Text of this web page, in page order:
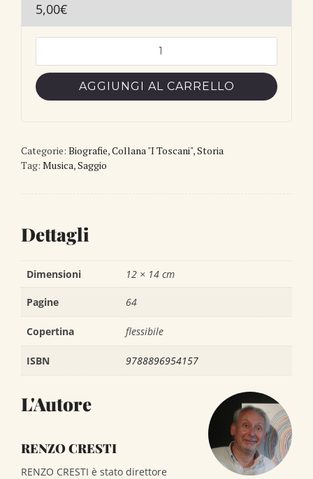
5,00€
quantità
AGGIUNGI AL CARRELLO
Categorie: Biografie,Collana "I Toscani",Storia
Tag: Musica,Saggio
Dettagli
Dimensioni 12 × 14 cm
Pagine 64
Copertina flessibile
ISBN 9788896954157
L'Autore
RENZO CRESTI
RENZO CRESTI è stato direttore